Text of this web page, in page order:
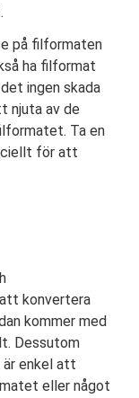
på filformaten
ha filformat
ingen skada
njuta av de
Ta en
för att
konvertera
kommer med
Dessutom
är enkel att
eller något